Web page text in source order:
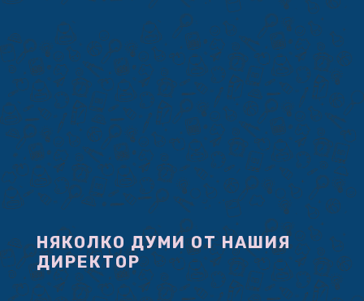
НЯКОЛКО ДУМИ ОТ НАШИЯ
ДИРЕКТОР